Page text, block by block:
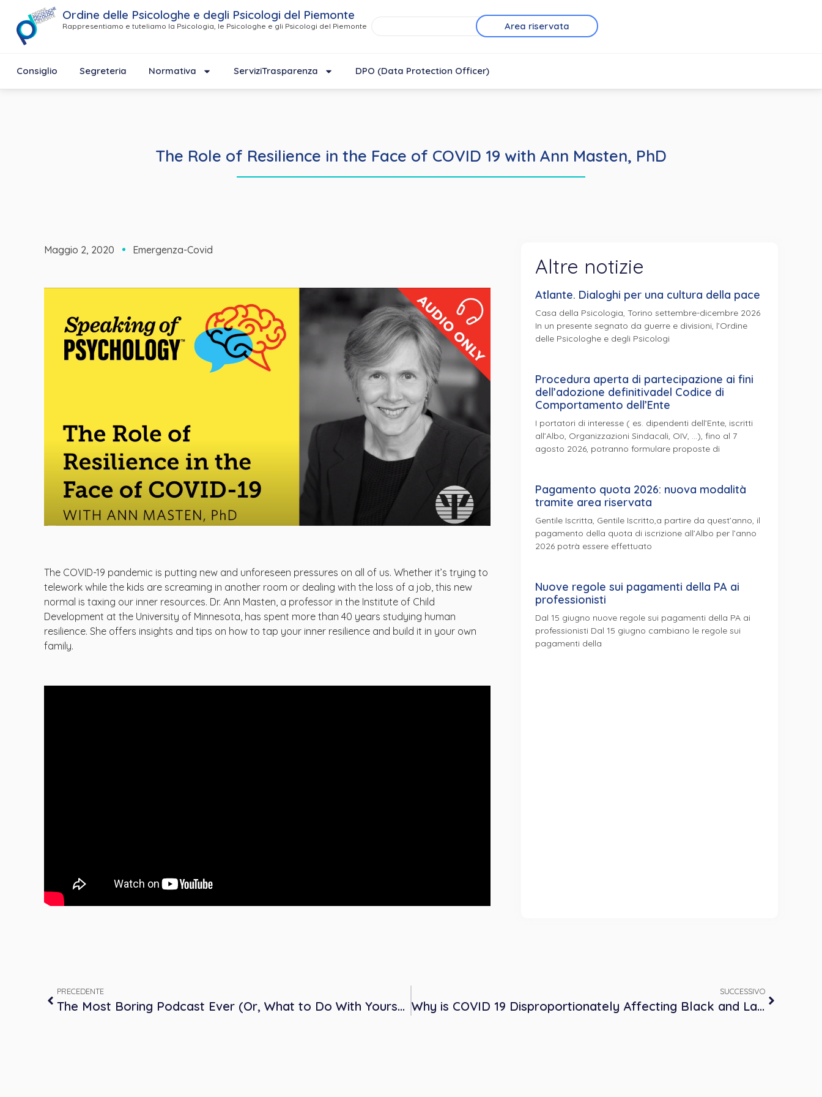
Ordine delle Psicologhe e degli Psicologi del Piemonte
Rappresentiamo e tuteliamo la Psicologia, le Psicologhe e gli Psicologi del Piemonte Area riservata
Consiglio Segreteria Normativa ServiziTrasparenza DPO (Data Protection Officer)
The Role of Resilience in the Face of COVID 19 with Ann Masten, PhD
Maggio 2, 2020 Emergenza-Covid
The COVID-19 pandemic is putting new and unforeseen pressures on all of us. Whether it’s trying to
telework while the kids are screaming in another room or dealing with the loss of a job, this new
normal is taxing our inner resources. Dr. Ann Masten, a professor in the Institute of Child
Development at the University of Minnesota, has spent more than 40 years studying human
resilience. She offers insights and tips on how to tap your inner resilience and build it in your own
family.
Altre notizie
Atlante. Dialoghi per una cultura della pace
Casa della Psicologia, Torino settembre-dicembre 2026
In un presente segnato da guerre e divisioni, l’Ordine
delle Psicologhe e degli Psicologi
Procedura aperta di partecipazione ai fini
dell’adozione definitivadel Codice di
Comportamento dell’Ente
I portatori di interesse ( es. dipendenti dell’Ente, iscritti
all’Albo, Organizzazioni Sindacali, OIV, …), fino al 7
agosto 2026, potranno formulare proposte di
Pagamento quota 2026: nuova modalità
tramite area riservata
Gentile Iscritta, Gentile Iscritto,a partire da quest’anno, il
pagamento della quota di iscrizione all’Albo per l’anno
2026 potrà essere effettuato
Nuove regole sui pagamenti della PA ai
professionisti
Dal 15 giugno nuove regole sui pagamenti della PA ai
professionisti Dal 15 giugno cambiano le regole sui
pagamenti della
PRECEDENTE
The Most Boring Podcast Ever (Or, What to Do With Yourself During COVID-19) with Erin Westgate, PhD
SUCCESSIVO
Why is COVID 19 Disproportionately Affecting Black and Latino Americans with Brian Smedley, PhD